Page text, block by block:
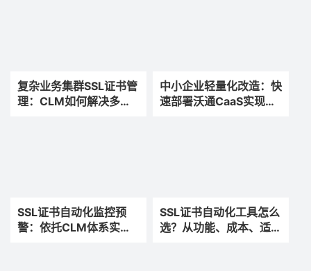
复杂业务集群SSL证书管
理：CLM如何解决多节
中小企业轻量化改造：快
速部署沃通CaaS实现
SSL证书自动化监控预
警：依托CLM体系实现
SSL证书自动化工具怎么
选？从功能、成本、适配